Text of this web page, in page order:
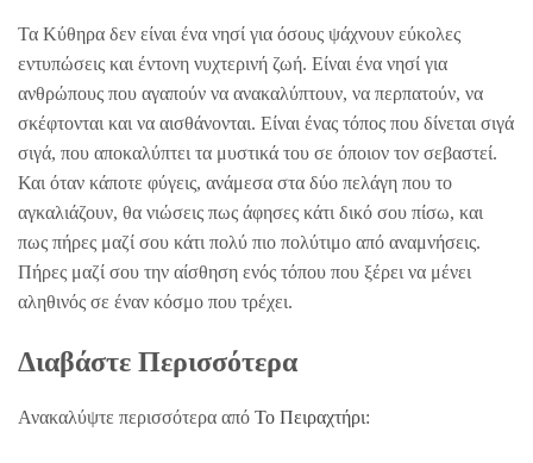
Τα Κύθηρα δεν είναι ένα νησί για όσους ψάχνουν εύκολες
εντυπώσεις και έντονη νυχτερινή ζωή. Είναι ένα νησί για
ανθρώπους που αγαπούν να ανακαλύπτουν, να περπατούν, να
σκέφτονται και να αισθάνονται. Είναι ένας τόπος που δίνεται σιγά
σιγά, που αποκαλύπτει τα μυστικά του σε όποιον τον σεβαστεί.
Και όταν κάποτε φύγεις, ανάμεσα στα δύο πελάγη που το
αγκαλιάζουν, θα νιώσεις πως άφησες κάτι δικό σου πίσω, και
πως πήρες μαζί σου κάτι πολύ πιο πολύτιμο από αναμνήσεις.
Πήρες μαζί σου την αίσθηση ενός τόπου που ξέρει να μένει
αληθινός σε έναν κόσμο που τρέχει.
Διαβάστε Περισσότερα
Ανακαλύψτε περισσότερα από Το Πειραχτήρι: